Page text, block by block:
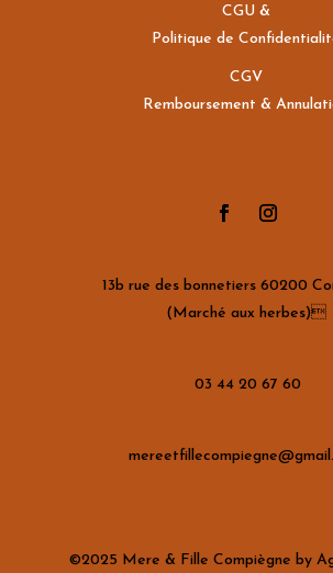
CGU &
Politique de
CGV
Remboursement &
13b rue des bonnetiers 60200
(Marché aux herbes)
03 44 20 67 60
©2025 Mere & Fille Compiègne by